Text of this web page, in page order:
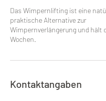
Das Wimpernlifting ist eine
praktische Alternative zur
Wimpernverlängerung und hält
Wochen.
Kontaktangaben